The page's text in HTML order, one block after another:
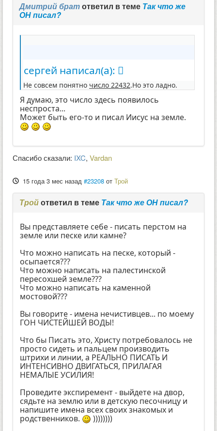
Дмитрий братответил в теме Так что же
ОН писал?
сергей написал(а):
Не совсем понятно число 22432.Но это ладно.
Я думаю, это число здесь появилось
неспроста...
Может быть его-то и писал Иисус на земле.
Спасибо сказали: IXC, Vardan
15 года 3 мес назад #23208 отТрой
Тройответил в теме Так что же ОН писал?
Вы представляете себе - писать перстом на
земле или песке или камне?
Что можно написать на песке, который -
осыпается???
Что можно написать на палестинской
пересохшей земле???
Что можно написать на каменной
мостовой???
Вы говорите - имена нечистивцев... по моему
ГОН ЧИСТЕЙШЕЙ ВОДЫ!
Что бы Писать это, Христу потребовалось не
просто сидеть и пальцем производить
штрихи и линии, а РЕАЛЬНО ПИСАТЬ И
ИНТЕНСИВНО ДВИГАТЬСЯ, ПРИЛАГАЯ
НЕМАЛЫЕ УСИЛИЯ!
Проведите экспиремент - выйдете на двор,
сядьте на землю или в детскую песочницу и
напишите имена всех своих знакомых и
родственников.
))))))))